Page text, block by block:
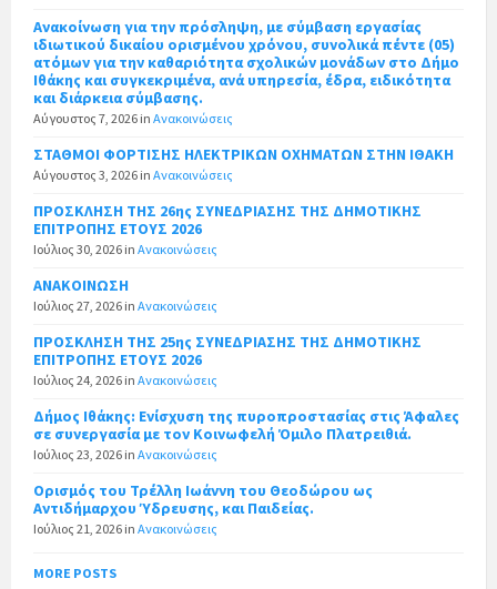
Ανακοίνωση για την πρόσληψη, με σύμβαση εργασίας
ιδιωτικού δικαίου ορισμένου χρόνου, συνολικά πέντε (05)
ατόμων για την καθαριότητα σχολικών μονάδων στο Δήμο
Ιθάκης και συγκεκριμένα, ανά υπηρεσία, έδρα, ειδικότητα
και διάρκεια σύμβασης.
Αύγουστος 7, 2026 in Ανακοινώσεις
ΣΤΑΘΜΟΙ ΦΟΡΤΙΣΗΣ ΗΛΕΚΤΡΙΚΩΝ ΟΧΗΜΑΤΩΝ ΣΤΗΝ ΙΘΑΚΗ
Αύγουστος 3, 2026 in Ανακοινώσεις
ΠΡΟΣΚΛΗΣΗ ΤΗΣ 26ης ΣΥΝΕΔΡΙΑΣΗΣ ΤΗΣ ΔΗΜΟΤΙΚΗΣ
ΕΠΙΤΡΟΠΗΣ ΕΤΟΥΣ 2026
Ιούλιος 30, 2026 in Ανακοινώσεις
ΑΝΑΚΟΙΝΩΣΗ
Ιούλιος 27, 2026 in Ανακοινώσεις
ΠΡΟΣΚΛΗΣΗ ΤΗΣ 25ης ΣΥΝΕΔΡΙΑΣΗΣ ΤΗΣ ΔΗΜΟΤΙΚΗΣ
ΕΠΙΤΡΟΠΗΣ ΕΤΟΥΣ 2026
Ιούλιος 24, 2026 in Ανακοινώσεις
Δήμος Ιθάκης: Ενίσχυση της πυροπροστασίας στις Άφαλες
σε συνεργασία με τον Κοινωφελή Όμιλο Πλατρειθιά.
Ιούλιος 23, 2026 in Ανακοινώσεις
Ορισμός του Τρέλλη Ιωάννη του Θεοδώρου ως
Αντιδήμαρχου Ύδρευσης, και Παιδείας.
Ιούλιος 21, 2026 in Ανακοινώσεις
MORE POSTS